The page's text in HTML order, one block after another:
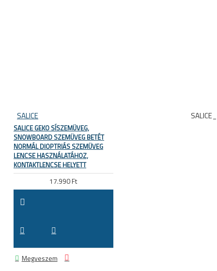
SALICE
SALICE GEKO SÍSZEMÜVEG,
SNOWBOARD SZEMÜVEG BETÉT
NORMÁL DIOPTRIÁS SZEMÜVEG
LENCSE HASZNÁLATÁHOZ,
KONTAKTLENCSE HELYETT
17.990 Ft
Megveszem